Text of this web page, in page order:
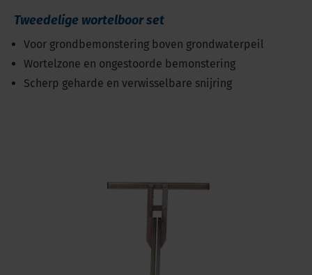
Tweedelige wortelboor set
Voor grondbemonstering boven grondwaterpeil
Wortelzone en ongestoorde bemonstering
Scherp geharde en verwisselbare snijring